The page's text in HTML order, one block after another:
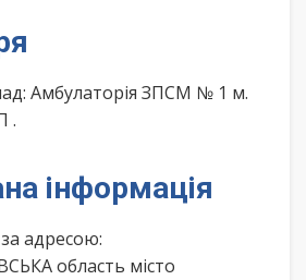
Амбулаторія ЗПСМ № 1 м.
.
інформація
адресою:
область місто